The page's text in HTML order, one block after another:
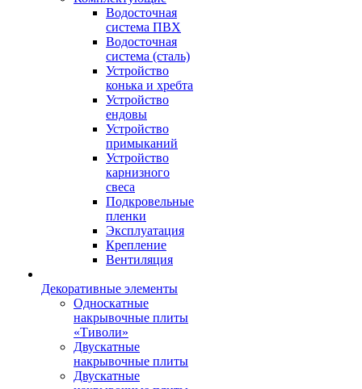
Водосточная
система ПВХ
Водосточная
система (сталь)
Устройство
конька и хребта
Устройство
ендовы
Устройство
примыканий
Устройство
карнизного
свеса
Подкровельные
пленки
Эксплуатация
Крепление
Вентиляция
Декоративные элементы
Односкатные
накрывочные плиты
«Тиволи»
Двускатные
накрывочные плиты
Двускатные